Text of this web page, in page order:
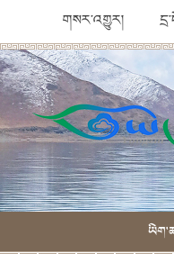
གསར་འགྱུར།